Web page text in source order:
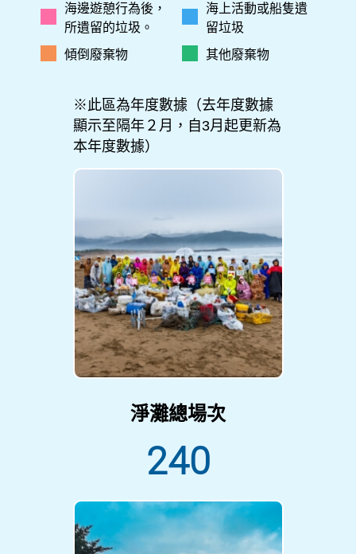
海邊遊憩行為後，
所遺留的垃圾。
海上活動或船隻遺
留垃圾
傾倒廢棄物
其他廢棄物
※此區為年度數據（去年度數據
顯示至隔年２月，自3月起更新為
本年度數據）
淨灘總場次
240